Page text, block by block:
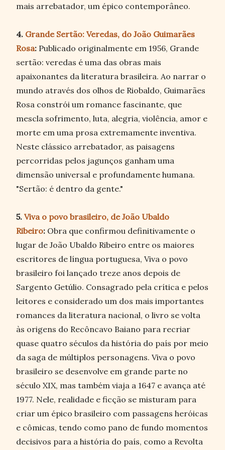
mais arrebatador, um épico contemporâneo.
4. Grande Sertão: Veredas, do João Guimarães
Rosa: Publicado originalmente em 1956, Grande
sertão: veredas é uma das obras mais
apaixonantes da literatura brasileira. Ao narrar o
mundo através dos olhos de Riobaldo, Guimarães
Rosa constrói um romance fascinante, que
mescla sofrimento, luta, alegria, violência, amor e
morte em uma prosa extremamente inventiva.
Neste clássico arrebatador, as paisagens
percorridas pelos jagunços ganham uma
dimensão universal e profundamente humana.
"Sertão: é dentro da gente."
5. Viva o povo brasileiro, de João Ubaldo
Ribeiro: Obra que confirmou definitivamente o
lugar de João Ubaldo Ribeiro entre os maiores
escritores de língua portuguesa, Viva o povo
brasileiro foi lançado treze anos depois de
Sargento Getúlio. Consagrado pela crítica e pelos
leitores e considerado um dos mais importantes
romances da literatura nacional, o livro se volta
às origens do Recôncavo Baiano para recriar
quase quatro séculos da história do país por meio
da saga de múltiplos personagens. Viva o povo
brasileiro se desenvolve em grande parte no
século XIX, mas também viaja a 1647 e avança até
1977. Nele, realidade e ficção se misturam para
criar um épico brasileiro com passagens heróicas
e cômicas, tendo como pano de fundo momentos
decisivos para a história do país, como a Revolta